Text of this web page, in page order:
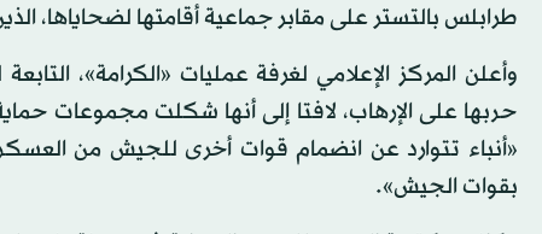
طرابلس بالتستر على مقابر جماعية أقامتها لضحاياها،
وأعلن المركز الإعلامي لغرفة عمليات «الكرامة»،
حربها على الإرهاب، لافتا إلى أنها شكلت مجموعات
«أنباء تتوارد عن انضمام قوات أخرى للجيش من
بقوات الجيش».